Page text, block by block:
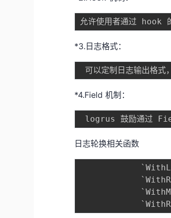
*3.日志格式：
*4.Field 机制：
日志轮换相关函数